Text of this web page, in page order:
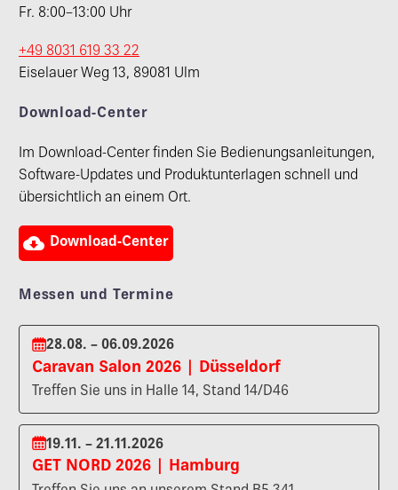
Fr. 8:00–13:00 Uhr
+49 8031 619 33 22
Eiselauer Weg 13, 89081 Ulm
Download-Center
Im Download-Center finden Sie Bedienungsanleitungen,
Software-Updates und Produktunterlagen schnell und
übersichtlich an einem Ort.
 Download-Center
Messen und Termine
28.08. – 06.09.2026
Caravan Salon 2026 | Düsseldorf
Treffen Sie uns in Halle 14, Stand 14/D46
19.11. – 21.11.2026
GET NORD 2026 | Hamburg